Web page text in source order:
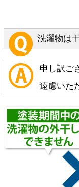
洗濯物は
申し訳ご
遠慮いた